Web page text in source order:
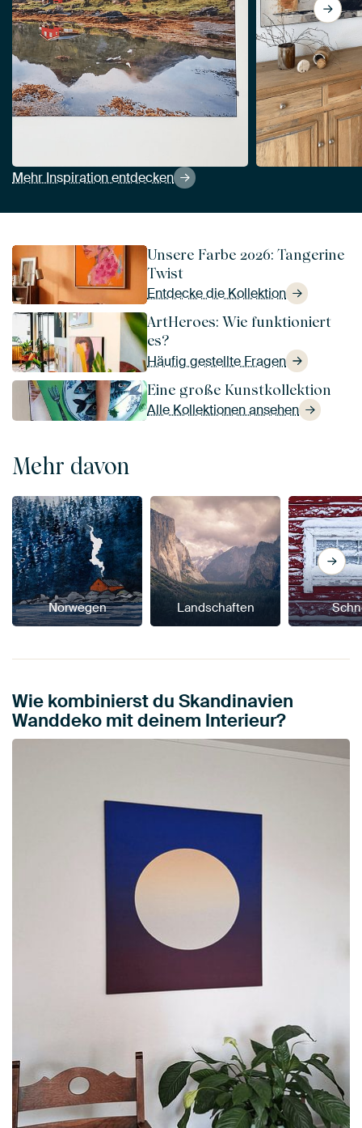
Mehr Inspiration entdecken
Unsere Farbe 2026: Tangerine
Twist
Entdecke die Kollektion
ArtHeroes: Wie funktioniert
es?
Häufig gestellte Fragen
Eine große Kunstkollektion
Alle Kollektionen ansehen
Mehr davon
Norwegen Landschaften
Wie kombinierst du Skandinavien
Wanddeko mit deinem Interieur?